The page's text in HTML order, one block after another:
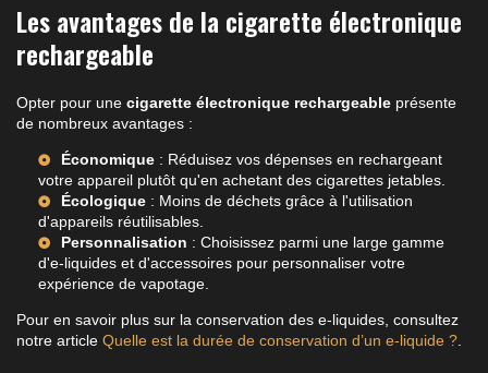
Les avantages de la cigarette électronique
rechargeable
Opter pour une cigarette électronique rechargeable présente
de nombreux avantages :
Économique : Réduisez vos dépenses en rechargeant
votre appareil plutôt qu'en achetant des cigarettes jetables.
Écologique : Moins de déchets grâce à l'utilisation
d'appareils réutilisables.
Personnalisation : Choisissez parmi une large gamme
d'e-liquides et d'accessoires pour personnaliser votre
expérience de vapotage.
Pour en savoir plus sur la conservation des e-liquides, consultez
notre article Quelle est la durée de conservation d’un e-liquide ?